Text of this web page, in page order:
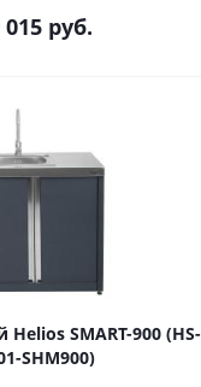
015руб.
SMART-900 (HS-
SHM900)